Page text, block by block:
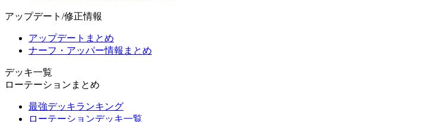
アップデート/修正情報
アップデートまとめ
ナーフ・アッパー情報まとめ
デッキ一覧
ローテーションまとめ
最強デッキランキング
ローテーションデッキ一覧